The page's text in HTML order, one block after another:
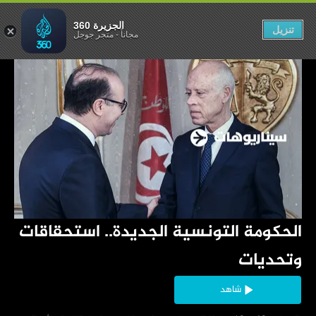
وتحديات
شاهد
وتحديات
الجزيرة 360
مجاناً-متجر جوجل تنزيل